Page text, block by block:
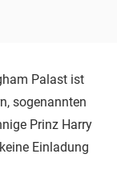
Palast ist
sogenannten
Prinz Harry
Einladung